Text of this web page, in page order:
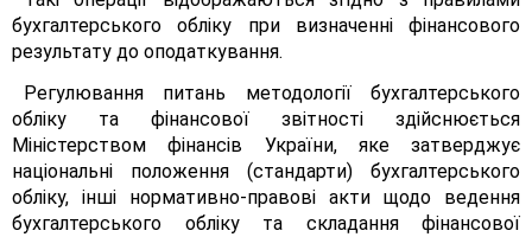
бухгалтерського обліку при визначенні фінансового
результату до оподаткування.
Регулювання питань методології бухгалтерського
обліку та фінансової звітності здійснюється
Міністерством фінансів України, яке затверджує
національні положення (стандарти) бухгалтерського
обліку, інші нормативно-правові акти щодо ведення
бухгалтерського обліку та складання фінансової